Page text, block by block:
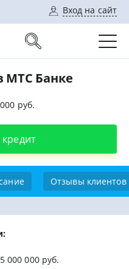
Вход на сайт
МТС Банке
руб.
Отзывы клиентов
000 000 pyб.